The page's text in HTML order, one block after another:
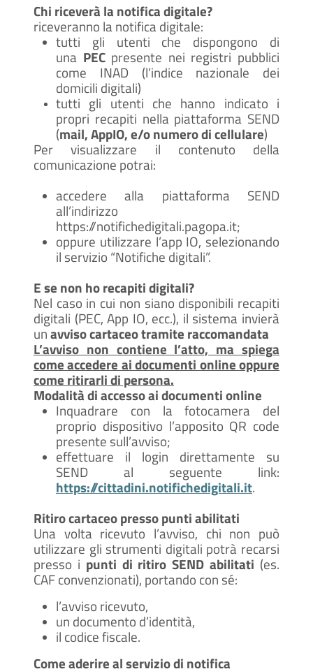
Chi riceverà la notifica digitale?
riceveranno la notifica digitale:
tutti gli utenti che dispongono di
una PECpresente nei registri pubblici
come INAD (l’indice nazionale dei
domicili digitali)
tutti gli utenti che hanno indicato i
propri recapiti nella piattaforma SEND
(mail, AppIO, e/o numero di cellulare)
Per visualizzare il contenuto della
comunicazione potrai:
accedere alla piattaforma SEND
all’indirizzo
https://notifichedigitali.pagopa.it;
oppure utilizzare l’app IO, selezionando
il servizio “Notifiche digitali”.
E se non ho recapiti digitali?
Nel caso in cui non siano disponibili recapiti
digitali (PEC, App IO, ecc.), il sistema invierà
unavviso cartaceo tramite raccomandata
L’avviso non contiene l’atto, ma spiega
come accedere ai documenti online oppure
come ritirarli di persona.
Modalità di accesso ai documenti online
Inquadrare con la fotocamera del
proprio dispositivo l’apposito QR code
presente sull’avviso;
effettuare il login direttamente su
SEND al seguente link:
https://cittadini.notifichedigitali.it.
Ritiro cartaceo presso punti abilitati
Una volta ricevuto l’avviso, chi non può
utilizzare gli strumenti digitali potrà recarsi
presso i punti di ritiro SEND abilitati (es.
CAF convenzionati), portando con sé:
l’avviso ricevuto,
un documento d’identità,
il codice fiscale.
Come aderire al servizio di notifica